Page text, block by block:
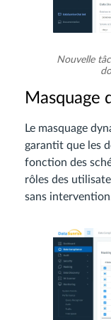
Nouvelle
Masquage
Le masquage
garantit que les
fonction des
rôles des
sans